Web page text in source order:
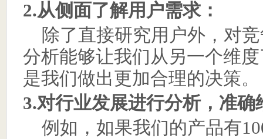
2.从侧面了解用户需求：
除了直接研究用户外，对
分析能够让我们从另一个维
是我们做出更加合理的决策。
3.对行业发展进行分析，准确
例如，如果我们的产品有